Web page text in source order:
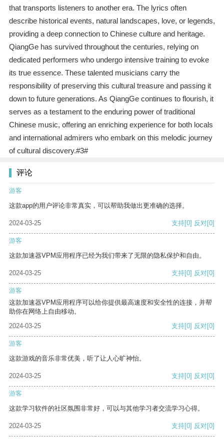
that transports listeners to another era. The lyrics often
describe historical events, natural landscapes, love, or legends,
providing a deep connection to Chinese culture and heritage.
QiangGe has survived throughout the centuries, relying on
dedicated performers who undergo intensive training to evoke
its true essence. These talented musicians carry the
responsibility of preserving this cultural treasure and passing it
down to future generations. As QiangGe continues to flourish, it
serves as a testament to the enduring power of traditional
Chinese music, offering an enriching experience for both locals
and international admirers who embark on this melodic journey
of cultural discovery.#3#
评论
游客
这款app的用户评论非常真实，可以帮助我做出更准确的选择。
2024-03-25 支持[0] 反对[0]
游客
这款加速器VPM应用程序已经为我们带来了无限的隐私保护和自由。
2024-03-25 支持[0] 反对[0]
游客
这款加速器VPM应用程序可以给你提供最高速度和安全性的连接，并帮
助你在网络上自由移动。
2024-03-25
支持[0] 反对[0]
游客
这款游戏的音乐非常优美，听了让人心旷神怡。
2024-03-25 支持[0] 反对[0]
游客
这款学习软件的社区氛围非常好，可以与其他学习者交流学习心得。
2024-03-25 支持[0] 反对[0]